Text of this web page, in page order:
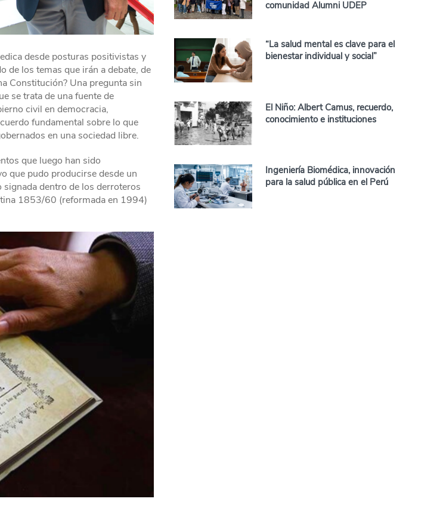
desde posturas positivistas y
de los temas que irán a debate, de
Constitución? Una pregunta sin
se trata de una fuente de
civil en democracia,
fundamental sobre lo que
en una sociedad libre.
que luego han sido
que pudo producirse desde un
dentro de los derroteros
1853/60 (reformada en 1994)
comunidad Alumni UDEP
“La salud mental es clave para el
bienestar individual y social”
El Niño: Albert Camus, recuerdo,
conocimiento e instituciones
Ingeniería Biomédica, innovación
para la salud pública en el Perú